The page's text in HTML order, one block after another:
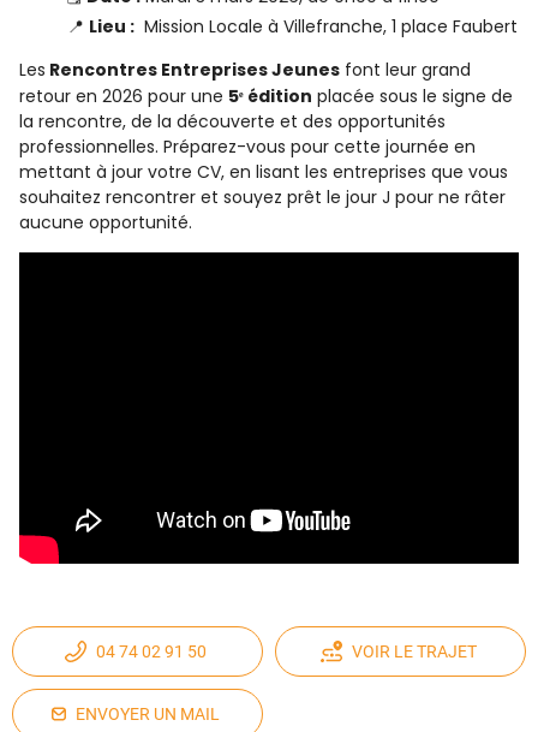
📍 Lieu : Mission Locale à Villefranche, 1 place Faubert
Les Rencontres Entreprises Jeunes font leur grand
retour en 2026 pour une 5ᵉ édition placée sous le signe de
la rencontre, de la découverte et des opportunités
professionnelles. Préparez-vous pour cette journée en
mettant à jour votre CV, en lisant les entreprises que vous
souhaitez rencontrer et souyez prêt le jour J pour ne râter
aucune opportunité.
04 74 02 91 50 VOIR LE TRAJET
ENVOYER UN MAIL